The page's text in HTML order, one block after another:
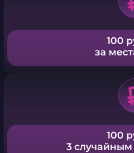
100
за
100
3